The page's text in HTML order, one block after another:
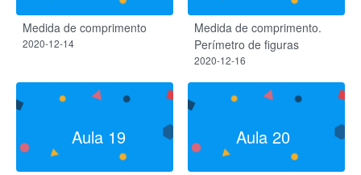
Medida de comprimento
2020-12-14
Medida de comprimento.
Perímetro de figuras
2020-12-16
Aula 19 Aula 20